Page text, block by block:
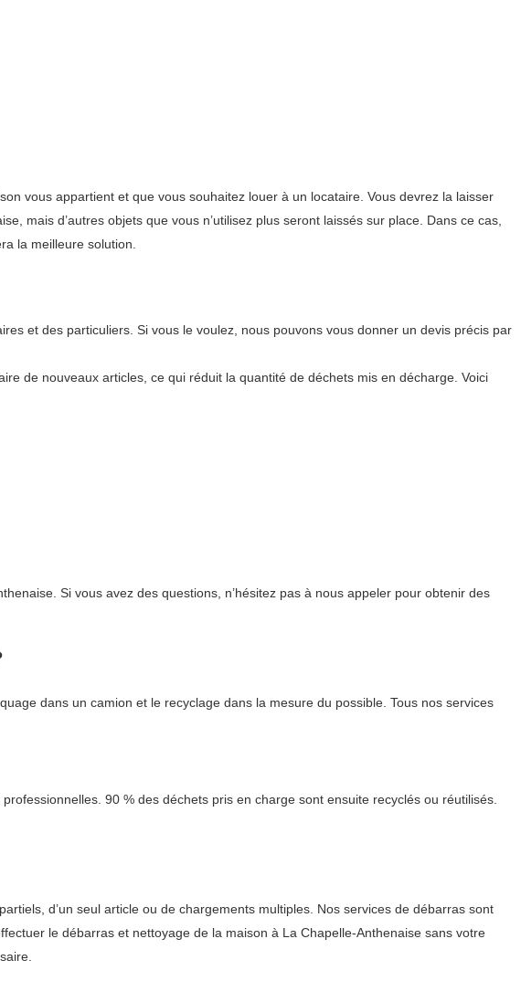
vous appartient et que vous souhaitez louer à un locataire. Vous devrez la laisser
mais d’autres objets que vous n’utilisez plus seront laissés sur place. Dans ce cas,
la meilleure solution.
et des particuliers. Si vous le voulez, nous pouvons vous donner un devis précis par
de nouveaux articles, ce qui réduit la quantité de déchets mis en décharge. Voici
Si vous avez des questions, n’hésitez pas à nous appeler pour obtenir des
dans un camion et le recyclage dans la mesure du possible. Tous nos services
90 % des déchets pris en charge sont ensuite recyclés ou réutilisés.
d’un seul article ou de chargements multiples. Nos services de débarras sont
le débarras et nettoyage de la maison à La Chapelle-Anthenaise sans votre